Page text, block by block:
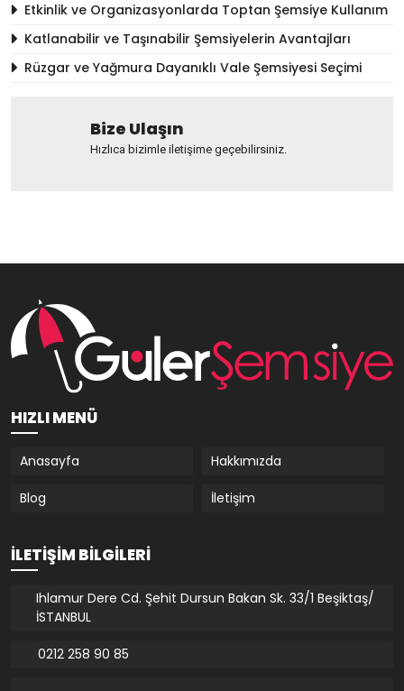
Etkinlik ve Organizasyonlarda Toptan Şemsiye Kullanım
Katlanabilir ve Taşınabilir Şemsiyelerin Avantajları
Rüzgar ve Yağmura Dayanıklı Vale Şemsiyesi Seçimi
Bize Ulaşın
Hızlıca bizimle iletişime geçebilirsiniz.
HIZLI MENÜ
Anasayfa Hakkımızda
Blog İletişim
İLETIŞIM BILGILERI
Ihlamur Dere Cd. Şehit Dursun Bakan Sk. 33/1 Beşiktaş/
İSTANBUL
0212 258 90 85